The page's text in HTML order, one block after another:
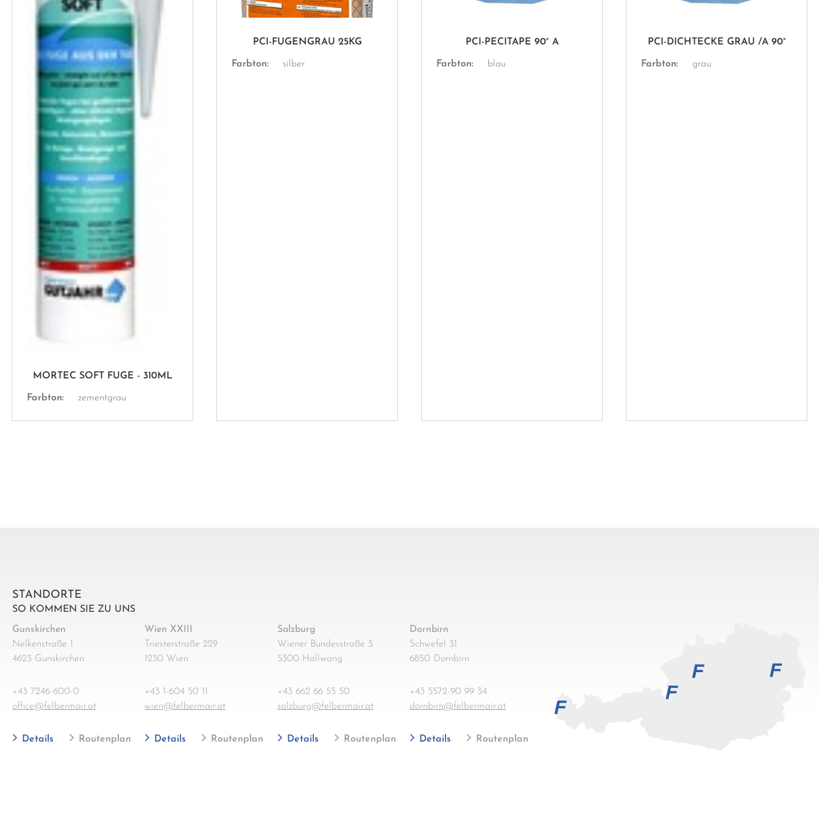
MORTEC SOFT FUGE - 310ML
Farbton: zementgrau
PCI-FUGENGRAU 25KG
Farbton: silber
PCI-PECITAPE 90° A
Farbton: blau
PCI-DICHTECKE GRAU /A 90°
Farbton: grau
STANDORTE
SO KOMMEN SIE ZU UNS
Gunskirchen
Nelkenstraße 1
4623 Gunskirchen
+43 7246-600-0
office@felbermair.at
Details Routenplan
Wien XXIII
Triesterstraße 229
1230 Wien
+43 1-604 50 11
wien@felbermair.at
Details Routenplan
Salzburg
Wiener Bundesstraße 5
5300 Hallwang
+43 662 66 55 50
salzburg@felbermair.at
Details Routenplan
Dornbirn
Schwefel 31
6850 Dornbirn
+43 5572-90 99 34
dornbirn@felbermair.at
Details Routenplan